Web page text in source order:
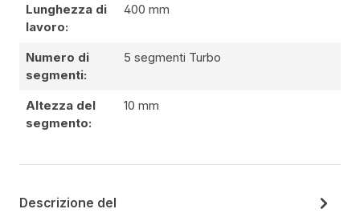
Lunghezza di
lavoro:
400 mm
Numero di
segmenti:
5 segmenti Turbo
Altezza del
segmento:
10 mm
Descrizione del